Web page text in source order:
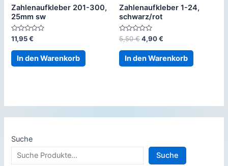
Zahlenaufkleber 201-300,
25mm sw
Bewertet
mit
0
von
11,95€
In den Warenkorb
Zahlenaufkleber 1-24,
schwarz/rot
Bewertet
mit
0
von
5,50€Ursprünglicher
war:
4,90€
ist:
4,90 €.
In den Warenkorb
Suche
Suche